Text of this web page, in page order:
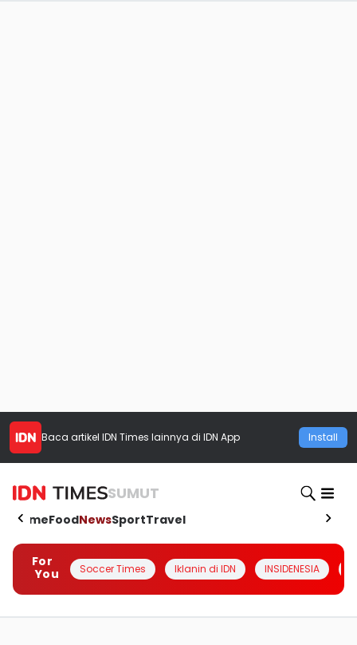
Baca artikel IDN Times lainnya di IDN App Install
SUMUT
HomeFoodNewsSportTravel
For
You
Soccer Times Iklanin di IDN INSIDENESIA